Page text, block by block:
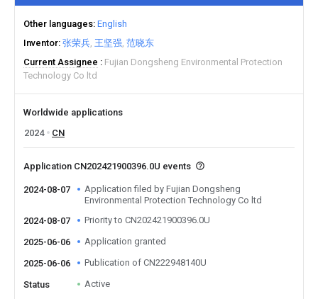
Other languages English
Inventor 张荣兵 王坚强 范晓东
Current Assignee
Fujian Dongsheng Environmental Protection
Technology Co ltd
Worldwide applications
2024
CN
Application CN202421900396.0U events
2024-08-07
Application filed by Fujian Dongsheng
Environmental Protection Technology Co ltd
2024-08-07
Priority to CN202421900396.0U
2025-06-06 Application granted
2025-06-06 Publication of CN222948140U
Status Active